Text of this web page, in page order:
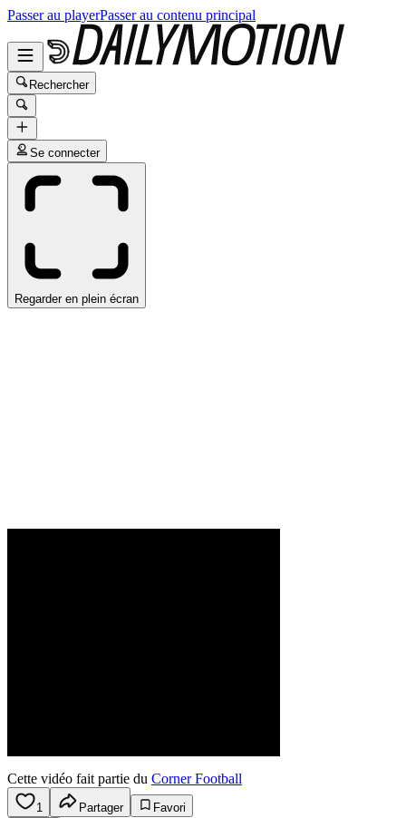
Passer au playerPasser au contenu principal
Rechercher
Se connecter
Regarder en plein écran
Cette vidéo fait partie du Corner Football
1 Partager
Favori